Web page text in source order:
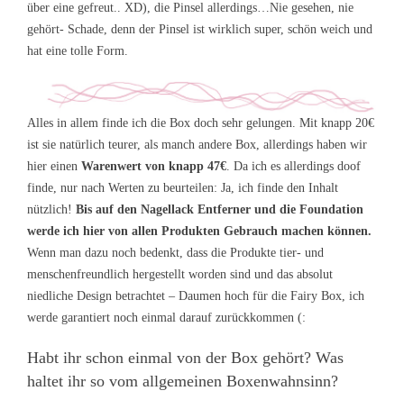
über eine gefreut.. XD), die Pinsel allerdings…Nie gesehen, nie
gehört- Schade, denn der Pinsel ist wirklich super, schön weich und
hat eine tolle Form.
Alles in allem finde ich die Box doch sehr gelungen. Mit knapp 20€
ist sie natürlich teurer, als manch andere Box, allerdings haben wir
hier einen Warenwert von knapp 47€. Da ich es allerdings doof
finde, nur nach Werten zu beurteilen: Ja, ich finde den Inhalt
nützlich! Bis auf den Nagellack Entferner und die Foundation
werde ich hier von allen Produkten Gebrauch machen können.
Wenn man dazu noch bedenkt, dass die Produkte tier- und
menschenfreundlich hergestellt worden sind und das absolut
niedliche Design betrachtet – Daumen hoch für die Fairy Box, ich
werde garantiert noch einmal darauf zurückkommen (:
Habt ihr schon einmal von der Box gehört? Was
haltet ihr so vom allgemeinen Boxenwahnsinn?